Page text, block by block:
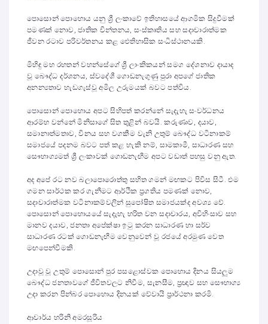
පොසොන් පොහොය යනු ශ්‍රී ලංකාවේ ඉතිහාසයේ ආගමික සිදුවීමක්
පමණක් නොව, ජාතික චින්තනය, සංස්කෘතිය සහ සදාචාරාත්මක
ජීවන රටාව පරිවර්තනය කළ ඓතිහාසික සංධිස්ථානයකි.
මිහිඳු මහ රහතන් වහන්සේගේ ශ්‍රී ලාංකිකයන් සමග දේශනාව දායාද
වූ බෞද්ධ දර්ශනය, ස්වදේශී ගොඩනැගුණු පුරා අපගේ ජාතික
අනන්‍යතාව හැඩගැස්වූ අමිල උරුමයක් බවට පත්විය.
පොසොන් පොහොය අපට සිහිපත් කරන්නේ සැදැහැ සංවර්ධනය
ආරම්භ වන්නේ මිනිසාගේ සිත තුළින් බවයි. කරුණාව, දයාව,
සමානාත්මතාව, විනය සහ වගකීම වැනි උතුම් බෞද්ධ වටිනාකම්
සමාජයේ පදනම බවට පත් කළ හැකි නම්, සාමකාමී, සාධාරණ සහ
සෞභාග්‍යමත් ශ්‍රී ලංකාවක් ගොඩනැඟීම අපට වඩාත් පහසු වනු ඇත.
අද අපේ රට නව බලාපොරොත්තු සහිත ගමන් මඟකට පිවිස සිටී. එම
ගමන සාර්ථක කර ගැනීමට ආර්ථික ප්‍රගතිය පමණක් නොව,
සදාචාරාත්මක වටිනාකම්වලින් සුපෝෂිත සමාජයක්ද අවශ්‍ය වේ.
පොසොන් පොහොයයේ සැදැහැ භරිත වන සදාචාරය, අවිහිංසාව සහ
මානව දයාව, ජනතා අපේක්ෂා ඉටු කරන සාධාරණ හා සර්ව
සාධාරණ රටක් ගොඩනැඟීම වෙනුවෙන් වූ රජයේ අරමුණ වෙත
මඟපෙන්වීමකි.
උදාවූ වූ උතුම් පොසොන් පුර පසළොස්වක පොහොය දිනය සියලුම
බෞද්ධ ජනතාවගේ ජීවිතවලට නිවීම, සැනසීම, ප්‍රඥාව සහ සෞභාග්‍ය
උදා කරන පින්බර පොහොය දිනයක් වේවායි ප්‍රාර්ථනා කරමි.
ආචාර්ය හරිනි අමරසූරිය